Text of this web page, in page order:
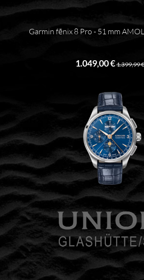
Garmin fēnix 8 Pro - 51 mm
1.049,00 € 1.399,99 €